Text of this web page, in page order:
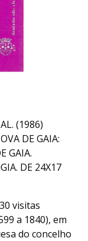
(1986)
DE GAIA:
GAIA.
DE 24X17
visitas
a 1840), em
do concelho